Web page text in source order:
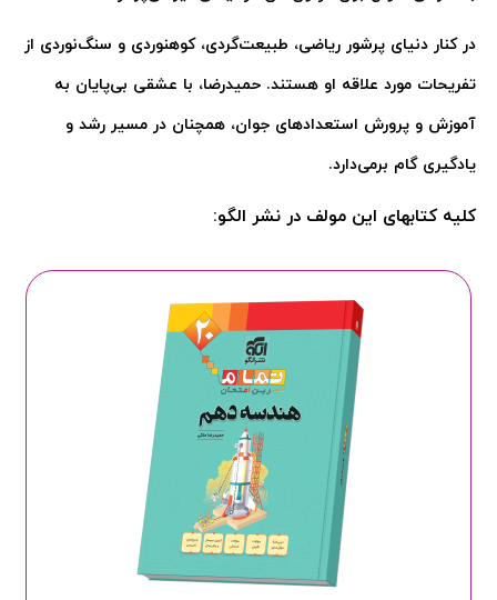
در کنار دنیای پرشور ریاضی، طبیعت‌گردی، کوهنوردی و سنگ‌نوردی از
تفریحات مورد علاقه او هستند. حمیدرضا، با عشقی بی‌پایان به
آموزش و پرورش استعدادهای جوان، همچنان در مسیر رشد و
یادگیری گام برمی‌دارد.
کلیه کتابهای این مولف در نشر الگو: